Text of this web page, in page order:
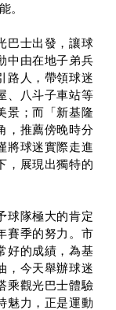
。
巴士出發，讓球
中由在地子弟兵
路人，帶領球迷
、八斗子車站等
景；而「新基隆
，推薦傍晚時分
將球迷實際走進
，展現出獨特的
球隊極大的肯定
賽季的努力。市
好的成績，為基
，今天舉辦球迷
乘觀光巴士體驗
魅力，正是運動